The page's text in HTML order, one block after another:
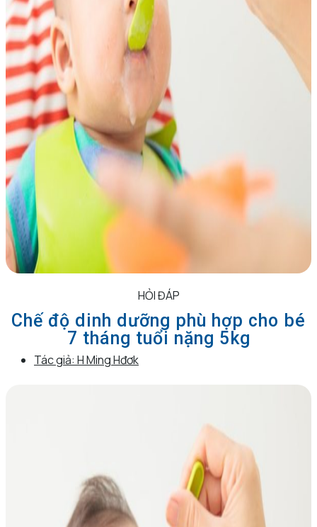
HỎI ĐÁP
Chế độ dinh dưỡng phù hợp cho bé
7 tháng tuổi nặng 5kg
Tác giả: H Ming Hđơk